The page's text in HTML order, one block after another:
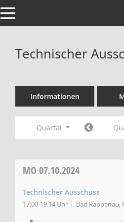
Toggle navigation
Technischer
Informationen
Quartal
MO 07.10.2024
Technischer Ausschuss
17:00-19:14 Uhr Bad Rappenau,